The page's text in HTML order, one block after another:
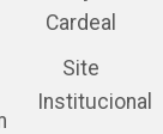
Cardeal
Site
Institucional